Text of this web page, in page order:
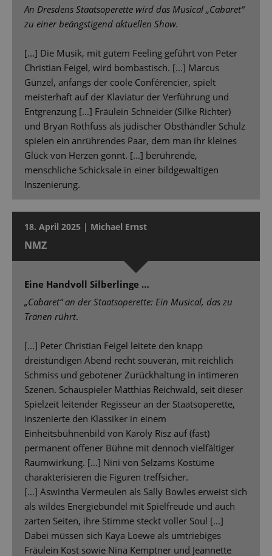
An Dresdens Staatsoperette wird das Musical „Cabaret“
zu einer beängstigend aktuellen Show.
[...] Die Musik, mit gutem Feeling geführt von Peter
Christian Feigel, wird bombastisch. [...] Marcus
Günzel, anfangs der coole Conférencier, spielt
meisterhaft auf der Klaviatur der Verführung und
Entgrenzung [...] Fräulein Schneider (Silke Richter)
und Bryan Rothfuss als jüdischer Obsthändler Schulz
spielen ein anrührendes Paar, dem man ihr kleines
Glück von Herzen gönnt. [...] berührende,
menschliche Schicksale in einer bildgewaltigen
Inszenierung.
18. April 2025 | Michael Ernst
NMZ
Eine Handvoll Silberlinge …
„Cabaret“ an der Staatsoperette: Ein Musical, das zu
Tränen rührt.
[...] Peter Christian Feigel leitete den knapp
dreistündigen Abend recht souverän, mit reichlich
Schmiss und gebotener Zurückhaltung in intimeren
Szenen. Schauspieler Matthias Reichwald, seit dieser
Spielzeit leitender Regisseur an der Staatsoperette,
inszenierte den Klassiker in einem
Einheitsbühnenbild von Karoly Risz auf (fast)
permanent offener Bühne mit dennoch vielfältiger
Raumwirkung. […] Nini von Selzams Kostüme
charakterisieren die Figuren treffsicher.
[...] Aswintha Vermeulen als Sally Bowles erweist sich
als wildes Energiebündel mit Spielfreude und auch
zarten Seiten, ihre Stimme steckt voller Soul [...]
Dabei müssen sich Kaya Loewe als umtriebiges
Fräulein Kost sowie Nina Kemptner und Jeannette